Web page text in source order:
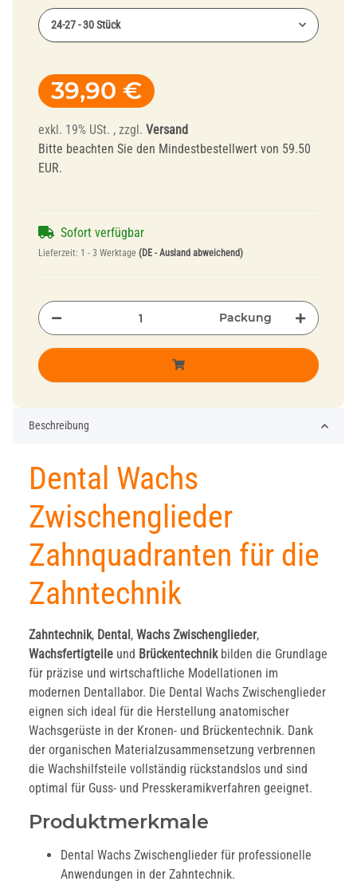
24-27 - 30 Stück
39,90 €
exkl. 19% USt. , zzgl. Versand
Bitte beachten Sie den Mindestbestellwert von 59.50
EUR.
Sofort verfügbar
Lieferzeit: 1 - 3 Werktage (DE - Ausland abweichend)
Packung
Beschreibung
Dental Wachs
Zwischenglieder
Zahnquadranten für die
Zahntechnik
Zahntechnik, Dental , Wachs Zwischenglieder,
Wachsfertigteile und Brückentechnikbilden die Grundlage
für präzise und wirtschaftliche Modellationen im
modernen Dentallabor. Die Dental Wachs Zwischenglieder
eignen sich ideal für die Herstellung anatomischer
Wachsgerüste in der Kronen- und Brückentechnik. Dank
der organischen Materialzusammensetzung verbrennen
die Wachshilfsteile vollständig rückstandslos und sind
optimal für Guss- und Presskeramikverfahren geeignet.
Produktmerkmale
Dental Wachs Zwischenglieder für professionelle
Anwendungen in der Zahntechnik.